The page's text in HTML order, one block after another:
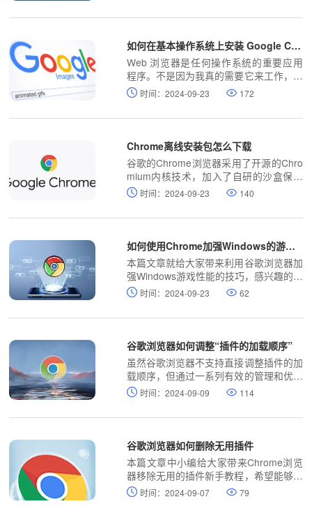
连接的情况下安装Chrome。
如何在基本操作系统上安装 Google Chrome
Web 浏览器是任何操作系统的重要应用
程序。不是因为我真的需要它来工作，而
是我们实际上花在它上面的时间比花在另
一个应用程序上的时间要多。这主要是因
为互联网是人们工作、娱乐和休闲的参
的，因此，网络浏览器是强制性的。
时间：2024-09-23 172
Chrome离线安装包怎么下载
谷歌的Chrome​浏览器采用了开源的Chro
mium内核技术，加入了自研的沙盒保护
技术，网页的多进程保护功能，自带Flas
h player插件，拥有极快的上网体验。
时间：2024-09-23 140
如何使用Chrome加强Windows的游戏性能
本篇文章就给大家带来利用谷歌浏览器加
强Windows游戏性能的技巧，感兴趣的朋
友快来看看吧。
时间：2024-09-23 62
谷歌浏览器如何调整“插件的加载顺序”
虽然谷歌浏览器不支持直接调整插件的加
载顺序，但通过一系列有效的管理和优化
措施，可以显著改善插件的加载效率和使
用体验。
时间：2024-09-09 114
谷歌浏览器如何删除无用插件
本篇文章中小编给大家带来Chrome浏览
器移除无用的插件新手教程，希望能够对
大家有所帮助。
时间：2024-09-07 79